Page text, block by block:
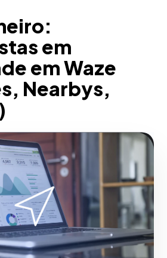
em
em Waze
Nearbys,
impactemos
movimento através da
de Sponsored
semáforos e buscas de
Waze, garantindo